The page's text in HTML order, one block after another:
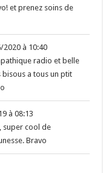
et prenez soins de
2020 à 10:40
radio et belle
a tous un ptit
à 08:13
super cool de
Bravo